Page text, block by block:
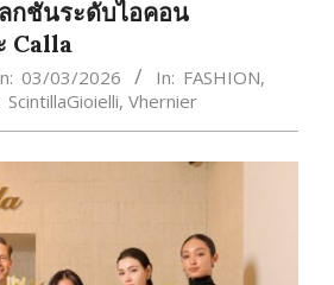
กชันระดับไอคอน
Calla
03/03/2026 In: FASHION,
ScintillaGioielli, Vhernier